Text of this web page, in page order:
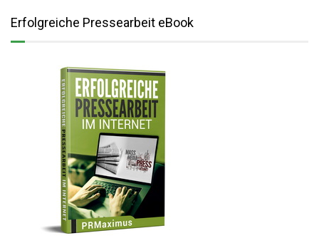
Erfolgreiche Pressearbeit eBook